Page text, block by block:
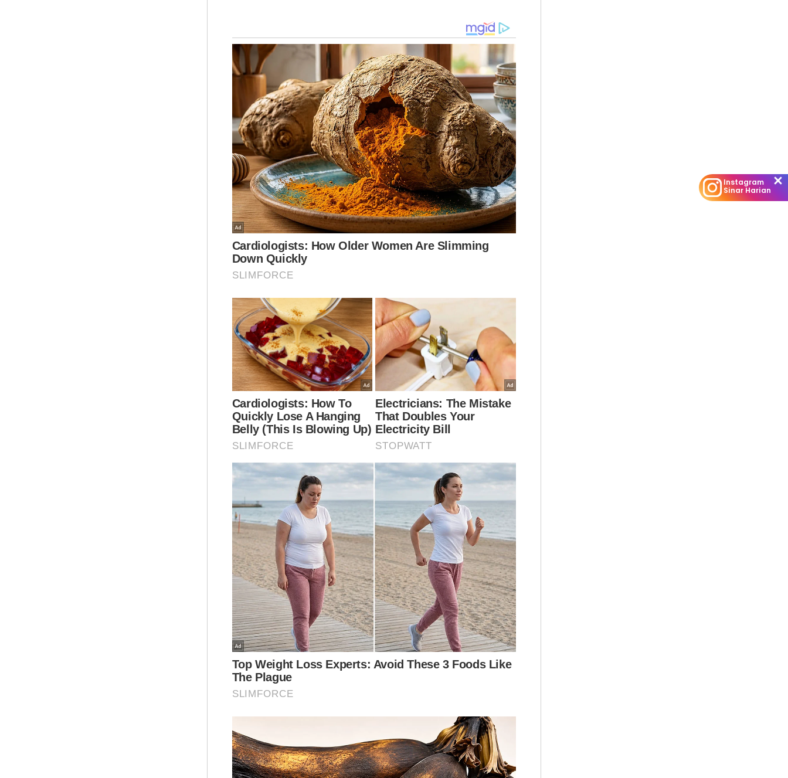
ARTIKEL BERKAITAN:
Salahuddin Ayub meninggal dunia
'Berehatlah sahabatku...' - Anwar
Suasana pilu selubungi ketibaan jenazah
Salahuddin
Belangsungkawa Datuk Seri Salahuddin Ayub
Jenazah Salahuddin selamat disolatkan di Masjid
Al-Badar
Berita Telus & Tulus menerusi
E-Mel setiap hari!
Jenazah Salahuddin dikebumi di Pontian tengah
hari Isnin
Jenazah Salahuddin akan disembahyangkan di
Masjid Al-Badar
Salahuddin aktif pastikan tiada kenaikan harga
barang - Mat Sabu
Salahuddin rakan baik, budiman - Sanusi
Pesawat khas bawa pulang jenazah Salahuddin ke
Johor Bahru
Jenazah Salahuddin akan dikebumikan di Tanjung
Piai
Muat turun aplikasi Sinar Harian.Klik di sini!
Instagram
Sinar Harian